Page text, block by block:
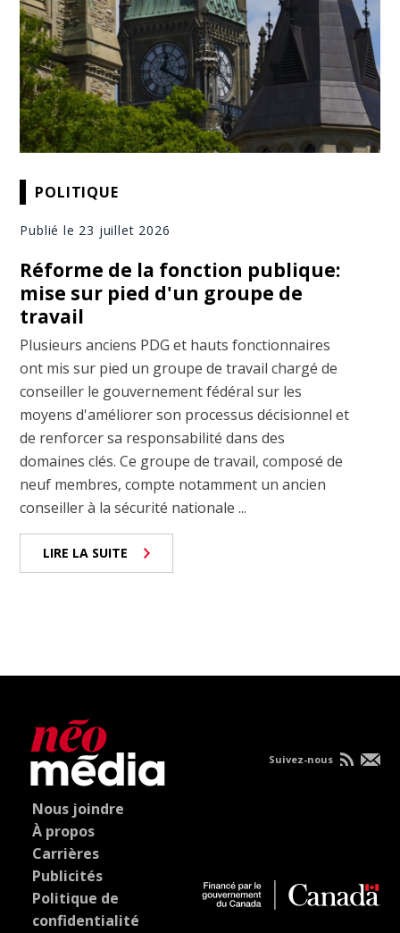
POLITIQUE
Publié le 23 juillet 2026
Réforme de la fonction publique:
mise sur pied d'un groupe de
travail
Plusieurs anciens PDG et hauts fonctionnaires
ont mis sur pied un groupe de travail chargé de
conseiller le gouvernement fédéral sur les
moyens d'améliorer son processus décisionnel et
de renforcer sa responsabilité dans des
domaines clés. Ce groupe de travail, composé de
neuf membres, compte notamment un ancien
conseiller à la sécurité nationale ...
LIRE LA SUITE
Nous joindre
À propos
Carrières
Publicités
Politique de
confidentialité
Suivez-nous